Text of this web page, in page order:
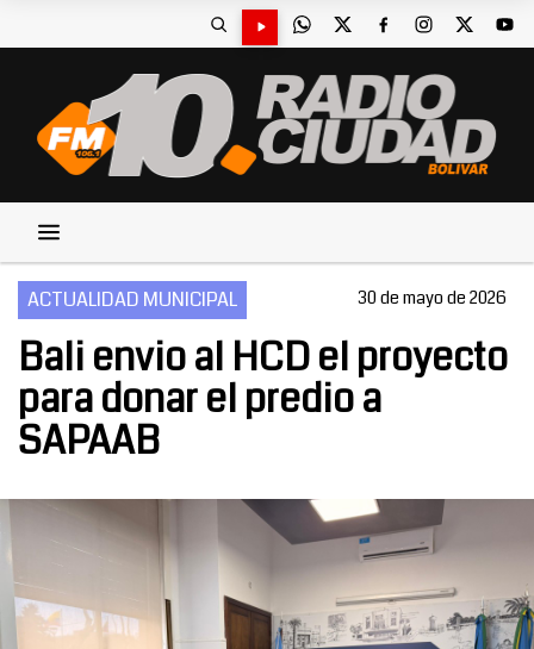
ACTUALIDAD MUNICIPAL 30 de mayo de 2026
Bali envio al HCD el proyecto
para donar el predio a
SAPAAB